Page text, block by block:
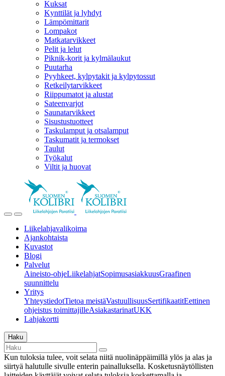
Kuksat
Kynttilät ja lyhdyt
Lämpömittarit
Lompakot
Matkatarvikkeet
Pelit ja lelut
Piknik-korit ja kylmälaukut
Puutarha
Pyyhkeet, kylpytakit ja kylpytossut
Retkeilytarvikkeet
Riippumatot ja alustat
Sateenvarjot
Saunatarvikkeet
Sisustustuotteet
Taskulamput ja otsalamput
Taskumatit ja termokset
Taulut
Työkalut
Viltit ja huovat
Liikelahjavalikoima
Ajankohtaista
Kuvastot
Blogi
Palvelut
Aineisto-ohjeLiikelahjatSopimusasiakkuusGraafinen
suunnittelu
Yritys
YhteystiedotTietoa meistäVastuullisuusSertifikaatitEettinen
ohjeistus toimittajilleAsiakastarinatUKK
Lahjakortti
Haku
Kun tuloksia tulee, voit selata niitä nuolinäppäimillä ylös ja alas ja
siirtyä halutulle sivulle enterin painalluksella. Kosketusnäytöllisten